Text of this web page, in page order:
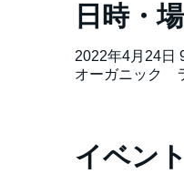
日時・
2022年4月24日
オーガニック
イベン